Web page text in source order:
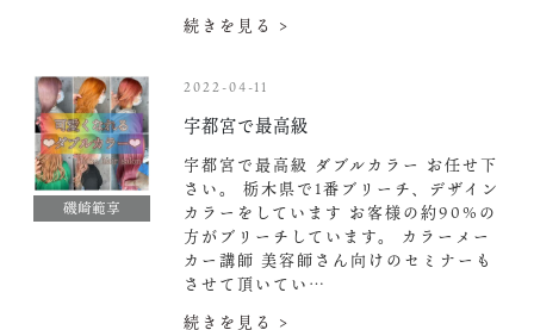
続きを見る >
磯崎範享
2022-04-11
宇都宮で最高級
宇都宮で最高級 ダブルカラー お任せ下
さい。 栃木県で1番ブリーチ、デザイン
カラーをしています お客様の約90%の
方がブリーチしています。 カラーメー
カー講師 美容師さん向けのセミナーも
させて頂いてい…
続きを見る >